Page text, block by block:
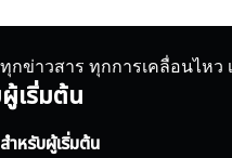
กข่าวสาร ทุกการเคลื่อนไหว
เริ่มต้น
ำหรับผู้เริ่มต้น